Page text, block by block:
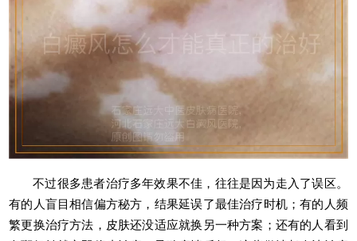
不过很多患者治疗多年效果不佳，往往是因为走入了误区。
有的人盲目相信偏方秘方，结果延误了最佳治疗时机；有的人频
繁更换治疗方法，皮肤还没适应就换另一种方案；还有的人看到